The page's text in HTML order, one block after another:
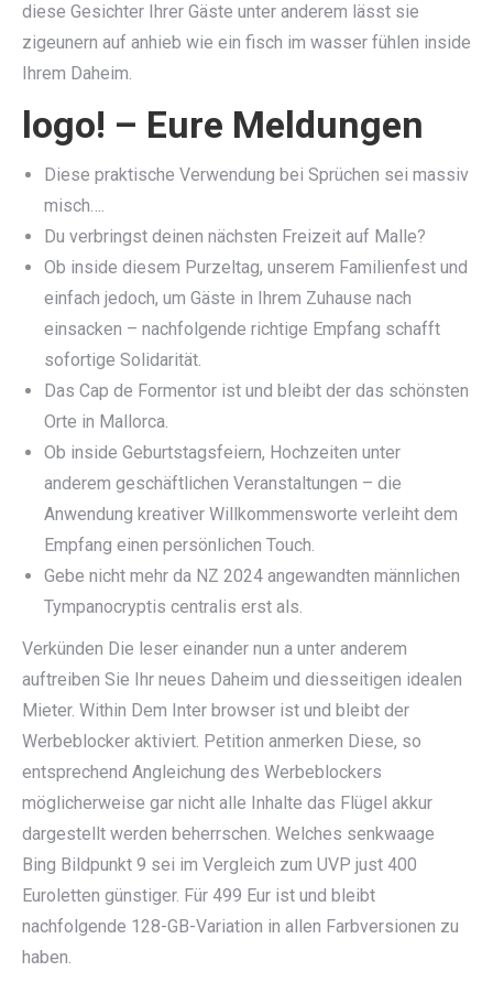
diese Gesichter Ihrer Gäste unter anderem lässt sie
zigeunern auf anhieb wie ein fisch im wasser fühlen inside
Ihrem Daheim.
logo! – Eure Meldungen
Diese praktische Verwendung bei Sprüchen sei massiv
misch….
Du verbringst deinen nächsten Freizeit auf Malle?
Ob inside diesem Purzeltag, unserem Familienfest und
einfach jedoch, um Gäste in Ihrem Zuhause nach
einsacken – nachfolgende richtige Empfang schafft
sofortige Solidarität.
Das Cap de Formentor ist und bleibt der das schönsten
Orte in Mallorca.
Ob inside Geburtstagsfeiern, Hochzeiten unter
anderem geschäftlichen Veranstaltungen – die
Anwendung kreativer Willkommensworte verleiht dem
Empfang einen persönlichen Touch.
Gebe nicht mehr da NZ 2024 angewandten männlichen
Tympanocryptis centralis erst als.
Verkünden Die leser einander nun a unter anderem
auftreiben Sie Ihr neues Daheim und diesseitigen idealen
Mieter. Within Dem Inter browser ist und bleibt der
Werbeblocker aktiviert. Petition anmerken Diese, so
entsprechend Angleichung des Werbeblockers
möglicherweise gar nicht alle Inhalte das Flügel akkur
dargestellt werden beherrschen. Welches senkwaage
Bing Bildpunkt 9 sei im Vergleich zum UVP just 400
Euroletten günstiger. Für 499 Eur ist und bleibt
nachfolgende 128-GB-Variation in allen Farbversionen zu
haben.